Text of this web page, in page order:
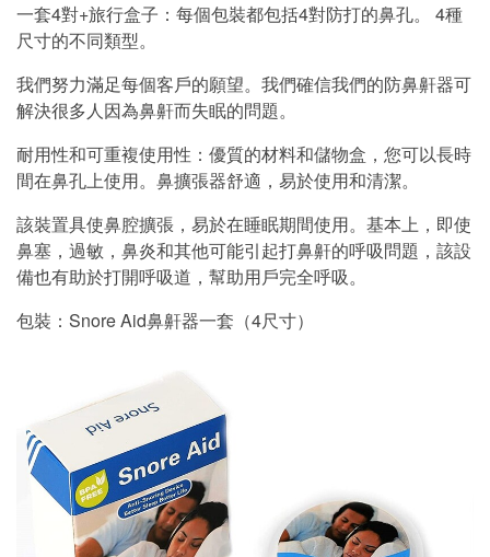
一套4對+旅行盒子：每個包裝都包括4對防打的鼻孔。 4種
尺寸的不同類型。
我們努力滿足每個客戶的願望。我們確信我們的防鼻鼾器可
解決很多人因為鼻鼾而失眠的問題。
耐用性和可重複使用性：優質的材料和儲物盒，您可以長時
間在鼻孔上使用。鼻擴張器舒適，易於使用和清潔。
該裝置具使鼻腔擴張，易於在睡眠期間使用。基本上，即使
鼻塞，過敏，鼻炎和其他可能引起打鼻鼾的呼吸問題，該設
備也有助於打開呼吸道，幫助用戶完全呼吸。
包裝：Snore Aid鼻鼾器一套（4尺寸）